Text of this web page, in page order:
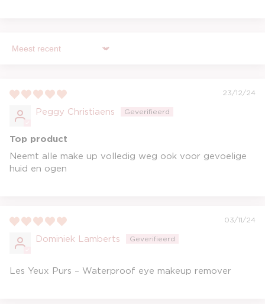
Sort by
23/12/24
Peggy Christiaens
Top product
Neemt alle make up volledig weg ook voor gevoelige
huid en ogen
03/11/24
Dominiek Lamberts
Les Yeux Purs – Waterproof eye makeup remover